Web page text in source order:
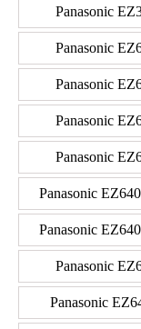
Panasonic
Panasonic
Panasonic
Panasonic
Panasonic
Panasonic
Panasonic
Panasonic
Panasonic